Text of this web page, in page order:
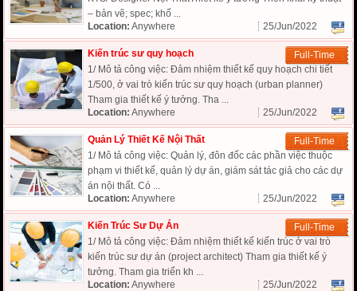
– bản vẽ; spec; khố ...
Location: Anywhere 25/Jun/2022
Kiến trúc sư quy hoạch
Full-Time
1/ Mô tả công việc: Đảm nhiệm thiết kế quy hoạch chi tiết
1/500, ở vai trò kiến trúc sư quy hoạch (urban planner)
Tham gia thiết kế ý tưởng. Tha ...
Location: Anywhere 25/Jun/2022
Quản Lý Thiết Kế Nội Thất
Full-Time
1/ Mô tả công việc: Quản lý, đôn đốc các phần việc thuộc
phạm vi thiết kế, quản lý dự án, giám sát tác giả cho các dự
án nội thất. Có ...
Location: Anywhere 25/Jun/2022
Kiến Trúc Sư Dự Án
Full-Time
1/ Mô tả công việc: Đảm nhiệm thiết kế kiến trúc ở vai trò
kiến trúc sư dự án (project architect) Tham gia thiết kế ý
tưởng. Tham gia triển kh ...
Location: Anywhere 25/Jun/2022